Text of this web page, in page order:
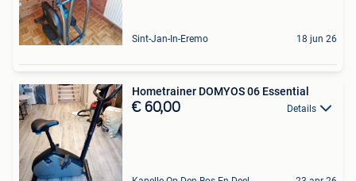
Sint-Jan-In-Eremo 18 jun 26
Hometrainer DOMYOS 06 Essential
€ 60,00 Details